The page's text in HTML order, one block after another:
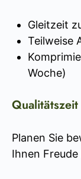
Gleitzeit
Teilweise
Woche)
Planen Sie
Ihnen